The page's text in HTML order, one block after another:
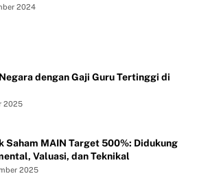
2024
dengan Gaji Guru Tertinggi di
2025
Saham MAIN Target 500%: Didukung
Valuasi, dan Teknikal
2025